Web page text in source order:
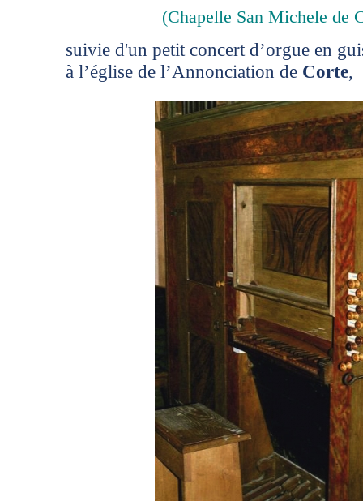
(Chapelle San Michele de
suivie d'un petit concert d’orgue en
à l’église de l’Annonciation de Corte,